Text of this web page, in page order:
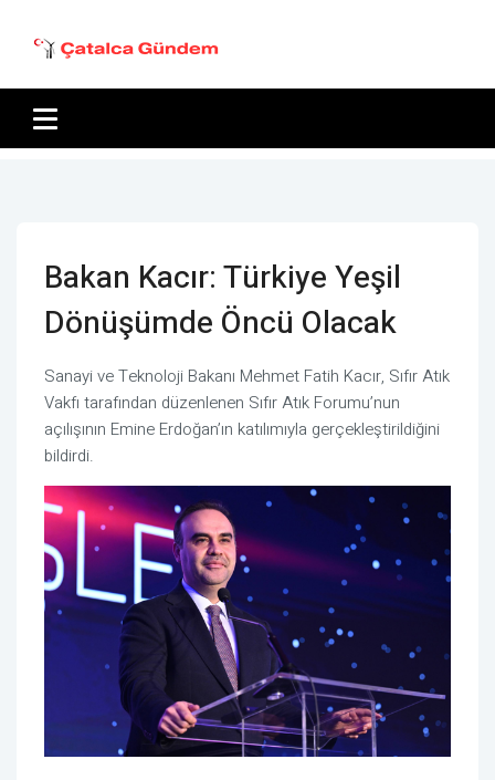
Bakan Kacır: Türkiye Yeşil
Dönüşümde Öncü Olacak
Sanayi ve Teknoloji Bakanı Mehmet Fatih Kacır, Sıfır Atık
Vakfı tarafından düzenlenen Sıfır Atık Forumu’nun
açılışının Emine Erdoğan’ın katılımıyla gerçekleştirildiğini
bildirdi.